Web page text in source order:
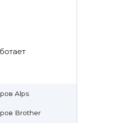
Alps
Brother